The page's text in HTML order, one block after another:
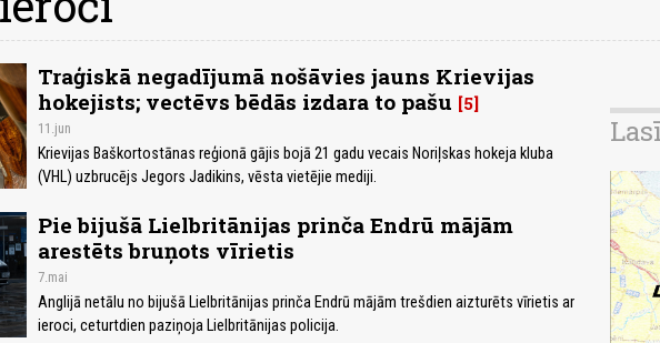
Traģiskā negadījumā nošāvies jauns Krievijas
hokejists; vectēvs bēdās izdara to pašu 5
11.jun
Krievijas Baškortostānas reģionā gājis bojā 21 gadu vecais Noriļskas hokeja kluba
(VHL) uzbrucējs Jegors Jadikins, vēsta vietējie mediji.
Pie bijušā Lielbritānijas prinča Endrū mājām
arestēts bruņots vīrietis
7.mai
Anglijā netālu no bijušā Lielbritānijas prinča Endrū mājām trešdien aizturēts vīrietis ar
ieroci, ceturtdien paziņoja Lielbritānijas policija.